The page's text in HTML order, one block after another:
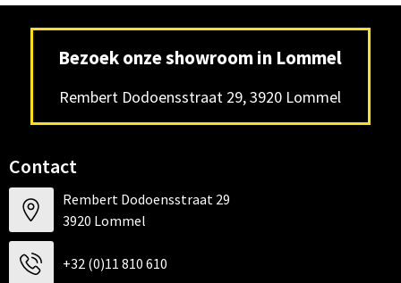
Bezoek onze showroom in Lommel
Rembert Dodoensstraat 29, 3920 Lommel
Contact
Rembert Dodoensstraat 29
3920 Lommel
+32 (0)11 810 610